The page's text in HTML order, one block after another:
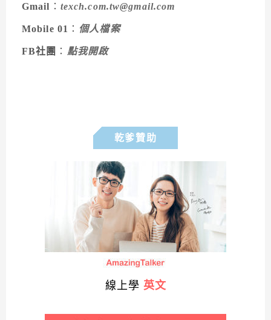
Gmail ： texch.com.tw@gmail.com
Mobile 01 ： 個人檔案
FB社團 ： 點我開啟
乾爹贊助
線上學 英文